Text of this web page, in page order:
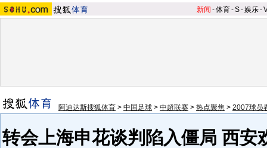
新闻 -体育-S-娱乐-
阿迪达斯搜狐体育 > 中国足球 > 中超联赛 > 热点聚焦 > 2007球员
转会上海申花谈判陷入僵局 西安